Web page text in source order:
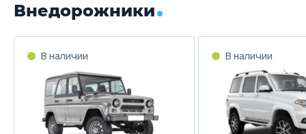
Внедорожники
В наличии В наличии